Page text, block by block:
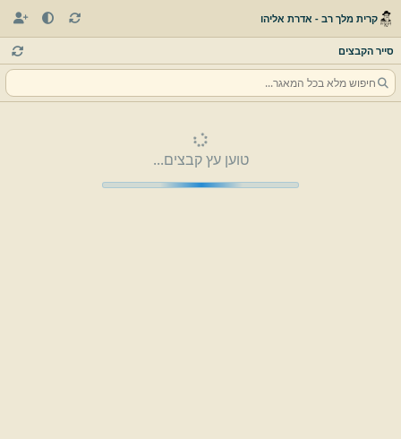
קרית מלך רב - אדרת אליהו
סייר הקבצים
טוען עץ קבצים...